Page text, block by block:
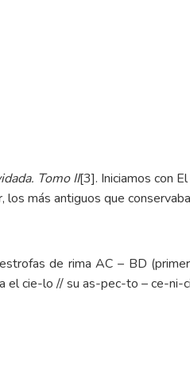
Tomo II[3]. Iniciamos con
más antiguos que
de rima AC – BD
el cie-lo // su as-pec-to – ce-ni-